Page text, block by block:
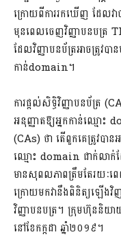
ក្រោយពីការរកឃើញ ដែលវ
មុនពេលចេញវិញ្ញាបនបត្រ
ដែលវិញ្ញាបនប័ត្រអាចត្រូវប
កាន់domain។
ការផ្តល់សិទ្ធិវិញ្ញាបនប័ត្
អនុញ្ញាតឱ្យអ្នកកាន់ឈ្មោះ
(CAs) ថា តើពួកគេត្រូវបា
ឈ្មោះ domain ជាក់លាក់
មានសុពលភាពត្រឹមតែរយៈ
ក្រោយមកវានឹងពិនិត្យឡើ
វិញ្ញាបនបត្រ។ ក្រុមហ៊ុននិយា
នៅខែកក្កដា ឆ្នាំ២០១៩។